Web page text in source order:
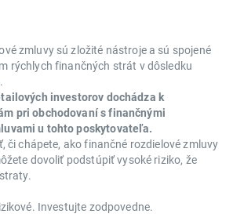
zmluvy sú zložité nástroje a sú spojené
rýchlych finančných strát v dôsledku
investorov dochádza k
pri obchodovaní s finančnými
u tohto poskytovateľa.
či chápete, ako finančné rozdielové zmluvy
dovoliť podstúpiť vysoké riziko, že
Investujte zodpovedne.